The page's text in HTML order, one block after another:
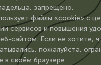
запрещено.
файлы «cookie» с
сервисов и повышения
сайтом. Если не хотите,
пожалуйста,
в своём браузере